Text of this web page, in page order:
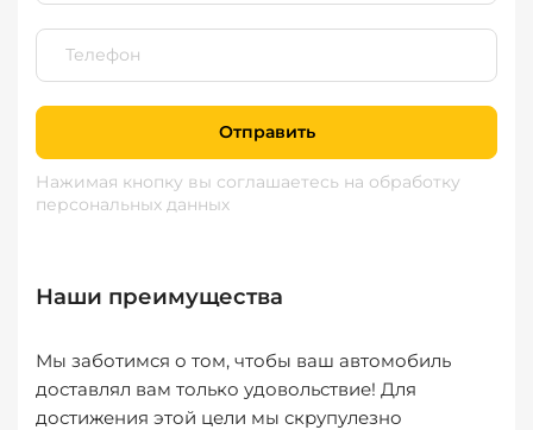
Отправить
Нажимая кнопку вы соглашаетесь на обработку
персональных данных
Наши преимущества
Мы заботимся о том, чтобы ваш автомобиль
доставлял вам только удовольствие! Для
достижения этой цели мы скрупулезно